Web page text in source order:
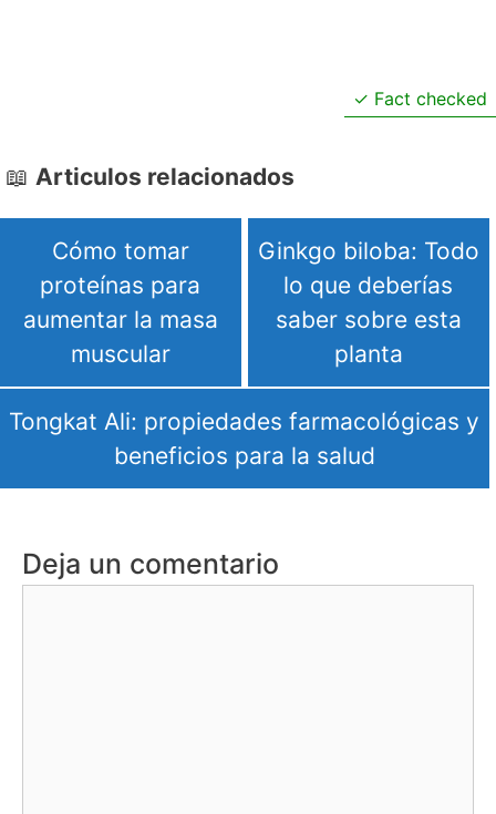
Fact checked
Articulos relacionados
Cómo tomar
proteínas para
aumentar la masa
muscular
Ginkgo biloba: Todo
lo que deberías
saber sobre esta
planta
Tongkat Ali: propiedades farmacológicas y
beneficios para la salud
Deja un comentario